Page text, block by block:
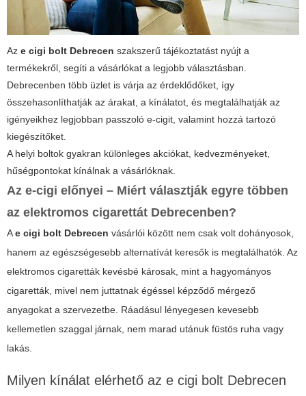
Az e cigi bolt Debrecen szakszerű tájékoztatást nyújt a
termékekről, segíti a vásárlókat a legjobb választásban.
Debrecenben több üzlet is várja az érdeklődőket, így
összehasonlíthatják az árakat, a kínálatot, és megtalálhatják az
igényeikhez legjobban passzoló e-cigit, valamint hozzá tartozó
kiegészítőket.
A helyi boltok gyakran különleges akciókat, kedvezményeket,
hűségpontokat kínálnak a vásárlóknak.
Az e-cigi előnyei – Miért választják egyre többen
az elektromos cigarettát Debrecenben?
Ae cigi bolt Debrecen vásárlói között nem csak volt dohányosok,
hanem az egészségesebb alternatívát keresők is megtalálhatók. Az
elektromos cigaretták kevésbé károsak, mint a hagyományos
cigaretták, mivel nem juttatnak égéssel képződő mérgező
anyagokat a szervezetbe. Ráadásul lényegesen kevesebb
kellemetlen szaggal járnak, nem marad utánuk füstös ruha vagy
lakás.
Milyen kínálat elérhető az e cigi bolt Debrecen